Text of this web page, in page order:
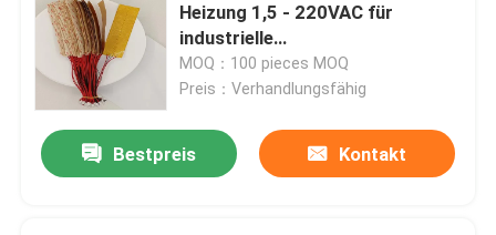
Heizung 1,5 - 220VAC für
industrielle
Heizungsanwendungen
MOQ：100 pieces MOQ
Preis：Verhandlungsfähig
Bestpreis Kontakt